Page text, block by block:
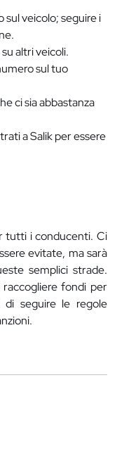
sul veicolo; seguire i
altri veicoli.
sul tuo
ci sia abbastanza
a Salik per essere
tutti i conducenti. Ci
evitate, ma sarà
semplici strade.
fondi per
di seguire le regole